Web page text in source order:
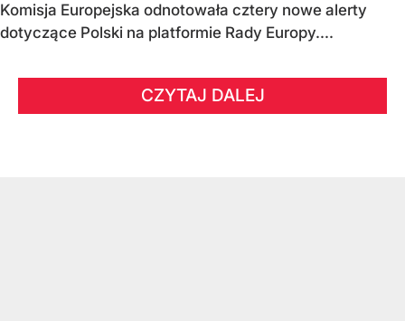
Komisja Europejska odnotowała cztery nowe alerty
dotyczące Polski na platformie Rady Europy....
CZYTAJ DALEJ